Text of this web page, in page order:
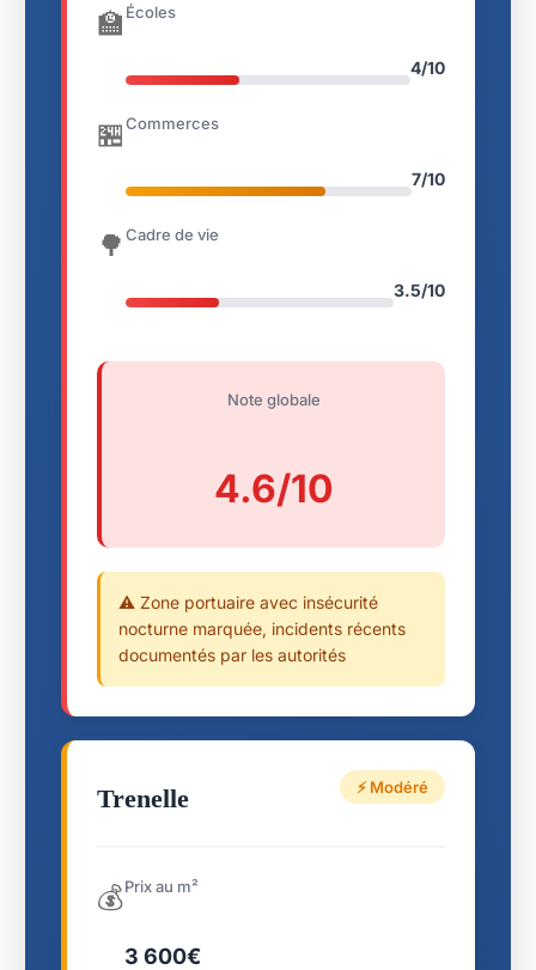
🏫 Écoles
4/10
🏪Commerces
7/10
🌳 Cadre de vie
3.5/10
Note globale
4.6/10
⚠️ Zone portuaire avec insécurité
nocturne marquée, incidents récents
documentés par les autorités
Trenelle ⚡ Modéré
💰Prix au m²
3 600€